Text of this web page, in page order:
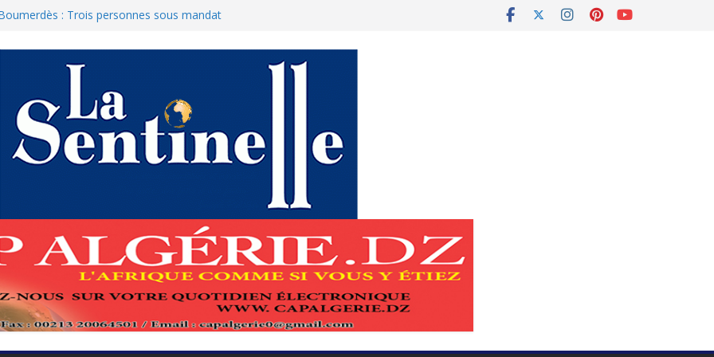
: Trois personnes sous mandat
de l’Armée procèdent à la réception
enlevé au Niger
d’une Algérie souveraine et
rempart de la stabilité
souligne une « convergence de vue
du 2 juillet : FFS et Ennahda font leur